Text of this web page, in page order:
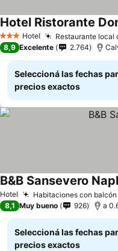
3 Estrellas
Hotel Restaurante local
Hotel Ristorante
8,9 Excelente 2.764
Seleccioná las fechas
precios exactos
Hotel Habitaciones con
B&B Sansevero
8,1 Muy bueno 926 a
Seleccioná las fechas
precios exactos